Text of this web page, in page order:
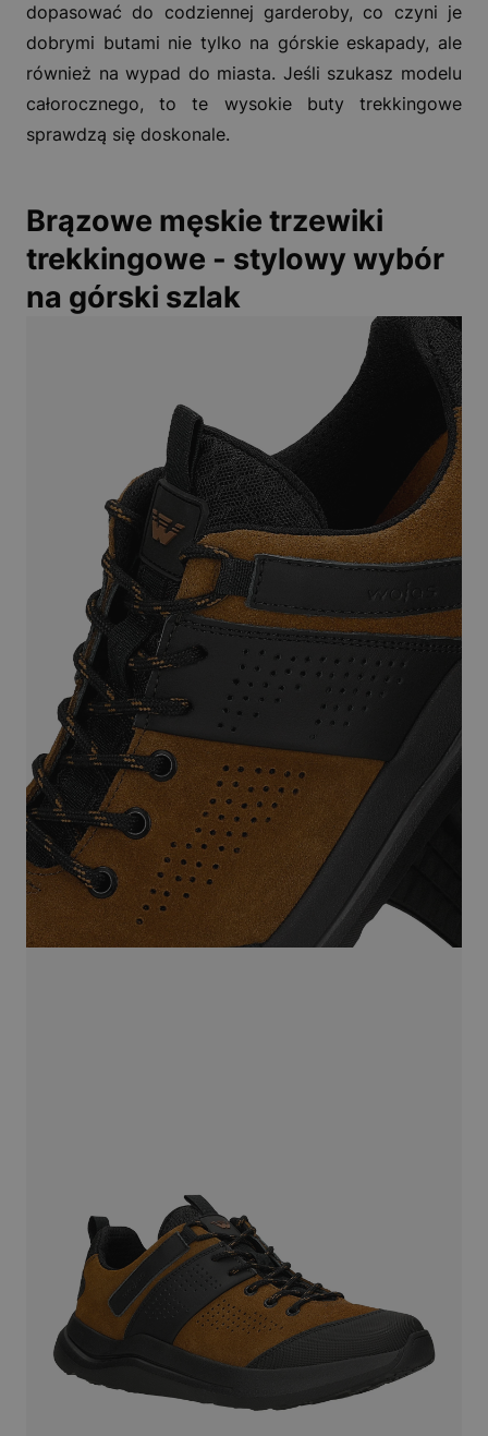
dopasować do codziennej garderoby, co czyni je
dobrymi butami nie tylko na górskie eskapady, ale
również na wypad do miasta. Jeśli szukasz modelu
całorocznego, to te wysokie buty trekkingowe
sprawdzą się doskonale.
Brązowe męskie trzewiki
trekkingowe - stylowy wybór
na górski szlak